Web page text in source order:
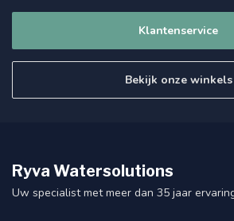
Klantenservice
Bekijk onze winkels
Ryva Watersolutions
Uw specialist met meer dan 35 jaar